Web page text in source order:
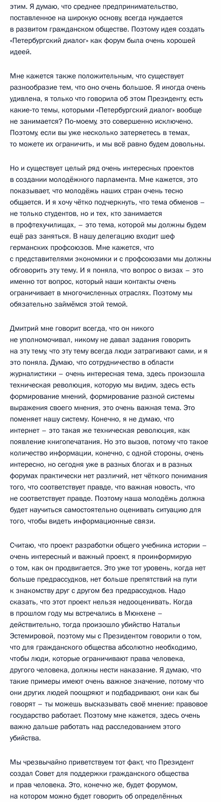
этим. Я думаю, что среднее предпринимательство,
поставленное на широкую основу, всегда нуждается
в развитом гражданском обществе. Поэтому идея создать
«Петербургский диалог» как форум была очень хорошей
идеей.
Мне кажется также положительным, что существует
разнообразие тем, что оно очень большое. Я иногда очень
удивлена, я только что говорила об этом Президенту, есть
какие‑то темы, которыми «Петербургский диалог» вообще
не занимается? По‑моему, это совершенно исключено.
Поэтому, если вы уже несколько затеряетесь в темах,
то можете их ограничить, и мы всё равно будем довольны.
Но и существует целый ряд очень интересных проектов
в создании молодёжного парламента. Мне кажется, это
показывает, что молодёжь наших стран очень тесно
общается. И я хочу чётко подчеркнуть, что тема обменов –
не только студентов, но и тех, кто занимается
в профтехучилищах, – это тема, которой мы должны будем
ещё раз заняться. В нашу делегацию входит шеф
германских профсоюзов. Мне кажется, что
с представителями экономики и с профсоюзами мы должны
обговорить эту тему. И я поняла, что вопрос о визах – это
именно тот вопрос, который наши контакты очень
ограничивает в многочисленных отраслях. Поэтому мы
обязательно займёмся этой темой.
Дмитрий мне говорит всегда, что он никого
не уполномочивал, никому не давал задания говорить
на эту тему, что эту тему всегда люди затрагивают сами, и я
это поняла. Думаю, что сотрудничество в области
журналистики – очень интересная тема, здесь произошла
техническая революция, которую мы видим, здесь есть
формирование мнений, формирование разной системы
выражения своего мнения, это очень важная тема. Это
поменяет нашу систему. Конечно, я не думаю, что
интернет – это такая же техническая революция, как
появление книгопечатания. Но это вызов, потому что такое
количество информации, конечно, с одной стороны, очень
интересно, но сегодня уже в разных блогах и в разных
форумах практически нет различий, нет чёткого понимания
того, что соответствует правде, что важная новость, что
не соответствует правде. Поэтому наша молодёжь должна
будет научиться самостоятельно оценивать ситуацию для
того, чтобы видеть информационные связи.
Считаю, что проект разработки общего учебника истории –
очень интересный и важный проект, я проинформирую
о том, как он продвигается. Это уже тот уровень, когда нет
больше предрассудков, нет больше препятствий на пути
к знакомству друг с другом без предрассудков. Надо
сказать, что этот проект нельзя недооценивать. Когда
в прошлом году мы встречались в Мюнхене –
действительно, тогда произошло убийство Натальи
Эстемировой, поэтому мы с Президентом говорили о том,
что для гражданского общества абсолютно необходимо,
чтобы люди, которые ограничивают права человека,
другого человека, должны нести наказание. Я думаю, что
такие примеры имеют очень важное значение, потому что
они других людей поощряют и подбадривают, они как бы
говорят – ты можешь высказывать своё мнение: правовое
государство работает. Поэтому мне кажется, здесь очень
важно дальше работать над расследованием этого
убийства.
Мы чрезвычайно приветствуем тот факт, что Президент
создал Совет для поддержки гражданского общества
и прав человека. Это, конечно же, будет форумом,
на котором можно будет говорить об определённых